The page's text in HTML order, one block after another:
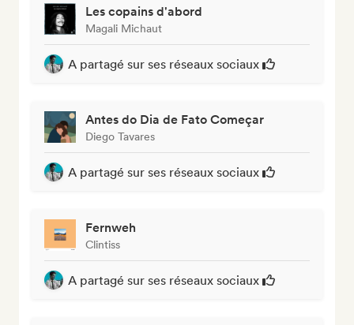
Les copains d'abord
Magali Michaut
A partagé sur ses réseaux sociaux
Antes do Dia de Fato Começar
Diego Tavares
A partagé sur ses réseaux sociaux
Fernweh
Clintiss
A partagé sur ses réseaux sociaux